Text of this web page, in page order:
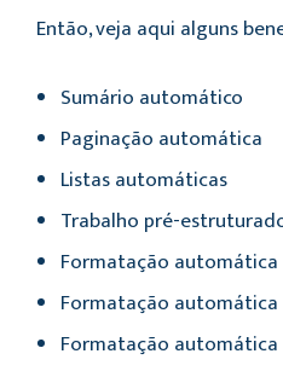
Então, veja aqui alguns
Sumário automático
Paginação automática
Listas automáticas
Trabalho pré-
Formatação
Formatação
Formatação